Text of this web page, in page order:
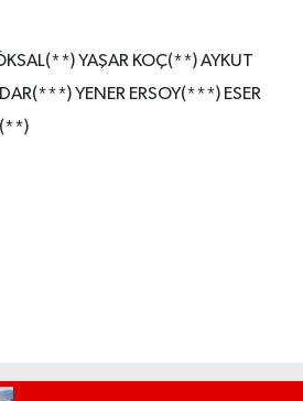
YAŞAR KOÇ(**) AYKUT
YENER ERSOY(***) ESER